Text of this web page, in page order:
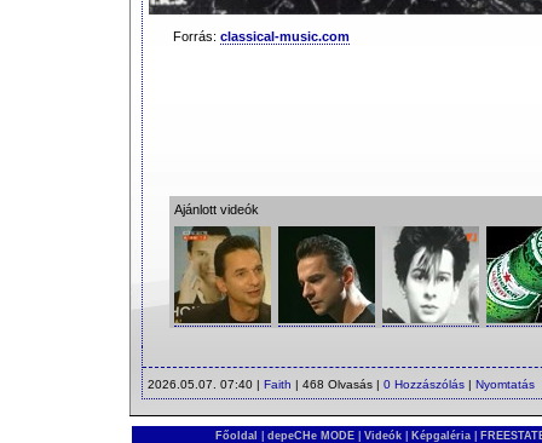
Forrás: classical-music.com
Ajánlott videók
2026.05.07. 07:40 | Faith | 468 Olvasás | 0 Hozzászólás | Nyomtatás
Főoldal depeCHe MODE Videók Képgaléria